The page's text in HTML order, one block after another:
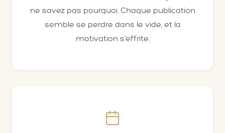
ne savez pas pourquoi. Chaque publication
semble se perdre dans le vide, et la
motivation s'effrite.